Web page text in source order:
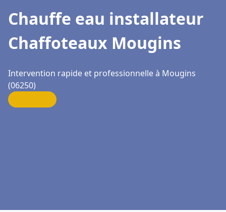
Chauffe eau installateur
Chaffoteaux Mougins
Intervention rapide et professionnelle à Mougins
(06250)